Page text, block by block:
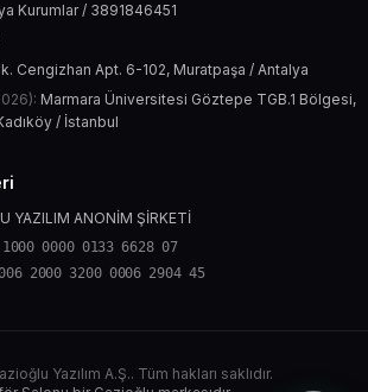
Kurumlar / 3891846451
Cengizhan Apt. 6-102, Muratpaşa / Antalya
Marmara Üniversitesi Göztepe TGB.1 Bölgesi,
/ İstanbul
YAZILIM ANONİM ŞİRKETİ
1000 0000 0133 6628 07
2000 3200 0006 2904 45
Yazılım A.Ş.. Tüm hakları saklıdır.